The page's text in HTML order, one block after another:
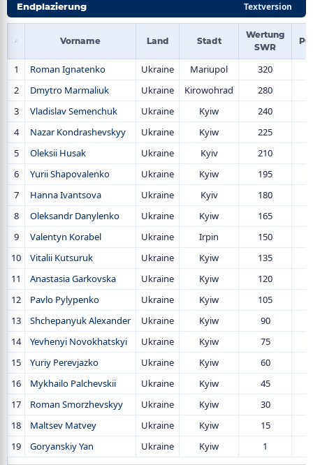
Textversion
Endplazierung
Vorname Land Stadt
Wertung
SWR
1 Roman Ignatenko Ukraine Mariupol 320
2
Dmytro Marmaliuk Ukraine Kirowohrad 280
3
Vladislav Semenchuk Ukraine Kyiw 240
4
Nazar Kondrashevskyy Ukraine Kyiw 225
5
Oleksii Husak Ukraine Kyiv 210
6
Yurii Shapovalenko Ukraine Kyiw 195
7
Hanna Ivantsova Ukraine Kyiv 180
8
Oleksandr Danylenko Ukraine Kyiw 165
9
Valentyn Korabel Ukraine Irpin 150
10
Vitalii Kutsuruk Ukraine Kyiw 135
11
Anastasia Garkovska Ukraine Kyiw 120
12
Pavlo Pylypenko Ukraine Kyiw 105
13
Shchepanyuk Alexander Ukraine Kyiw 90
14
Yevhenyi Novokhatskyi Ukraine Kyiw 75
15
Yuriy Perevjazko Ukraine Kyiw 60
16
Mykhailo Palchevskii Ukraine Kyiw 45
17
Roman Smorzhevskyy Ukraine Kyiw 30
18
Maltsev Matvey Ukraine Kyiw 15
19
Goryanskiy Yan Ukraine Kyiw 1